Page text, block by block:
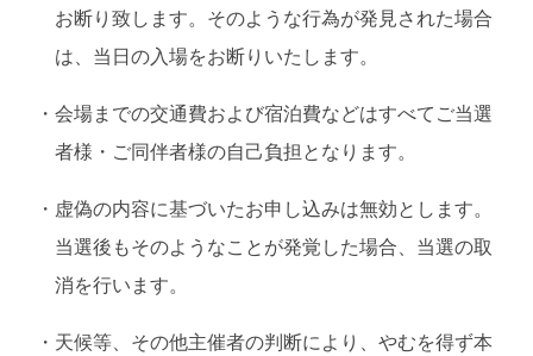
お断り致します。そのような行為が発見された場合
は、当日の入場をお断りいたします。
・ 会場までの交通費および宿泊費などはすべてご当選
者様・ご同伴者様の自己負担となります。
・ 虚偽の内容に基づいたお申し込みは無効とします。
当選後もそのようなことが発覚した場合、当選の取
消を行います。
・ 天候等、その他主催者の判断により、やむを得ず本